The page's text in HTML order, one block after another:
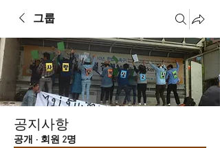
그룹
공지사항
공개 · 회원 2명